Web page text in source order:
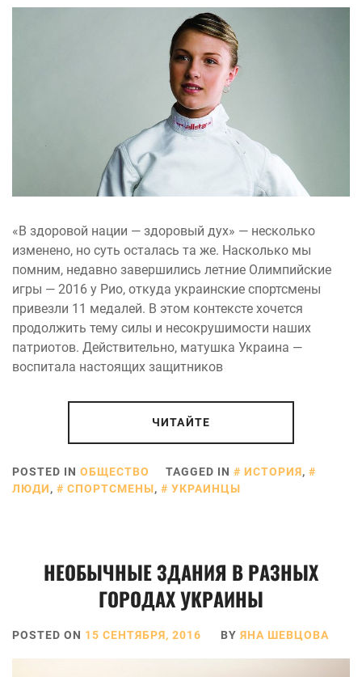
«В здоровой нации — здоровый дух» — несколько
изменено, но суть осталась та же. Насколько мы
помним, недавно завершились летние Олимпийские
игры — 2016 у Рио, откуда украинские спортсмены
привезли 11 медалей. В этом контексте хочется
продолжить тему силы и несокрушимости наших
патриотов. Действительно, матушка Украина —
воспитала настоящих защитников
ЧИТАЙТЕ
POSTED IN ОБЩЕСТВО TAGGED IN ИСТОРИЯ,
ЛЮДИ, СПОРТСМЕНЫ, УКРАИНЦЫ
НЕОБЫЧНЫЕ ЗДАНИЯ В РАЗНЫХ
ГОРОДАХ УКРАИНЫ
POSTED ON 15 СЕНТЯБРЯ, 2016 BY ЯНА ШЕВЦОВА